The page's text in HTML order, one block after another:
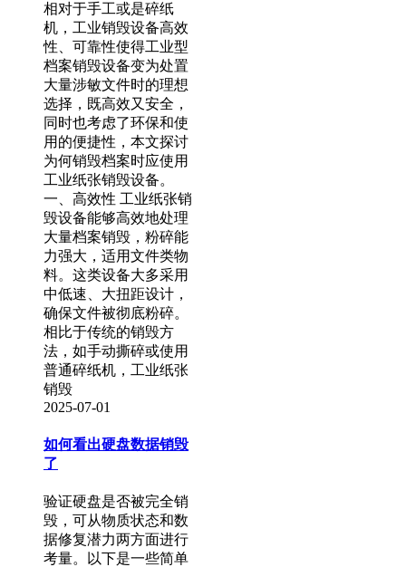
相对于手工或是碎纸
机，工业销毁设备高效
性、可靠性使得工业型
档案销毁设备变为处置
大量涉敏文件时的理想
选择，既高效又安全，
同时也考虑了环保和使
用的便捷性，本文探讨
为何销毁档案时应使用
工业纸张销毁设备。
一、高效性 工业纸张销
毁设备能够高效地处理
大量档案销毁，粉碎能
力强大，适用文件类物
料。这类设备大多采用
中低速、大扭距设计，
确保文件被彻底粉碎。
相比于传统的销毁方
法，如手动撕碎或使用
普通碎纸机，工业纸张
销毁
2025-07-01
如何看出硬盘数据销毁
了
验证硬盘是否被完全销
毁，可从物质状态和数
据修复潜力两方面进行
考量。以下是一些简单